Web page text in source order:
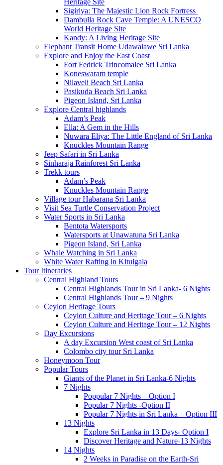
Heritage Site
Sigiriya: The Majestic Lion Rock Fortress
Dambulla Rock Cave Temple: A UNESCO
World Heritage Site
Kandy: A Living Heritage Site
Elephant Transit Home Udawalawe Sri Lanka
Explore and Enjoy the East Coast
Fort Fedrick Trincomalee Sri Lanka
Koneswaram temple
Nilaveli Beach Sri Lanka
Pasikuda Beach Sri Lanka
Pigeon Island, Sri Lanka
Explore Central highlands
Adam’s Peak
Ella: A Gem in the Hills
Nuwara Eliya: The Little England of Sri Lanka
Knuckles Mountain Range
Jeep Safari in Sri Lanka
Sinharaja Rainforest Sri Lanka
Trekk tours
Adam’s Peak
Knuckles Mountain Range
Village tour Habarana Sri Lanka
Visit Sea Turtle Conservation Project
Water Sports in Sri Lanka
Bentota Watersports
Watersports at Unawatuna Sri Lanka
Pigeon Island, Sri Lanka
Whale Watching in Sri Lanka
White Water Rafting in Kitulgala
Tour Itineraries
Central Highland Tours
Central Highlands Tour in Sri Lanka- 6 Nights
Central Highlands Tour – 9 Nights
Ceylon Heritage Tours
Ceylon Culture and Heritage Tour – 6 Nights
Ceylon Culture and Heritage Tour – 12 Nights
Day Excursions
A day Excursion West coast of Sri Lanka
Colombo city tour Sri Lanka
Honeymoon Tour
Popular Tours
Giants of the Planet in Sri Lanka-6 Nights
7 Nights
Poppular 7 Nights – Option I
Popular 7 Nights -Option II
Popular 7 Nights in Sri Lanka – Option III
13 Nights
Explore Sri Lanka in 13 Days- Option I
Discover Heritage and Nature-13 Nights
14 Nights
2 Weeks in Paradise on the Earth-Sri